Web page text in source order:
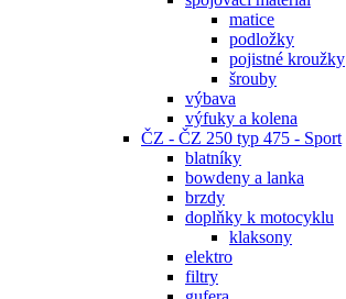
matice
podložky
pojistné kroužky
šrouby
výbava
výfuky a kolena
ČZ - ČZ 250 typ 475 - Sport
blatníky
bowdeny a lanka
brzdy
doplňky k motocyklu
klaksony
elektro
filtry